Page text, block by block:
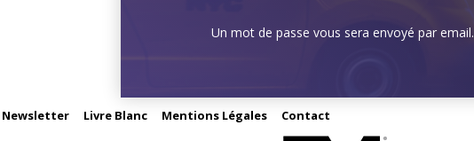
Un mot de passe vous sera envoyé par email.
Newsletter Livre Blanc Mentions Légales Contact